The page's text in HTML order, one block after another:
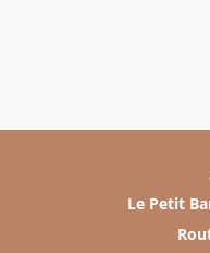
Le Petit